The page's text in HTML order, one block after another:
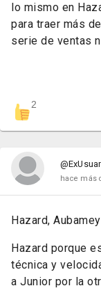
lo mismo en
para traer más
serie de ventas
2
hace más
Hazard,
Hazard porque
técnica y
a Junior por la